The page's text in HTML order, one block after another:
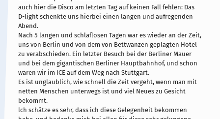
auch hier die Disco am letzten Tag auf keinen Fall fehlen: Das
D-light schenkte uns hierbei einen langen und aufregenden
Abend.
Nach 5 langen und schlaflosen Tagen war es wieder an der Zeit,
uns von Berlin und von dem von Bettwanzen geplagten Hotel
zu verabschieden. Ein letzter Besuch bei der Berliner Mauer
und bei dem gigantischen Berliner Hauptbahnhof, und schon
waren wir im ICE auf dem Weg nach Stuttgart.
Es ist unglaublich, wie schnell die Zeit vergeht, wenn man mit
netten Menschen unterwegs ist und viel Neues zu Gesicht
bekommt.
lch schätze es sehr, dass ich diese Gelegenheit bekommen